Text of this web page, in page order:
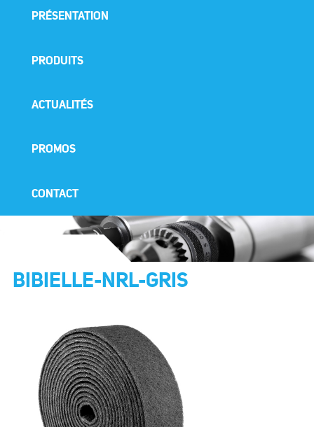
PRÉSENTATION
PRODUITS
ACTUALITÉS
PROMOS
CONTACT
BIBIELLE-NRL-GRIS